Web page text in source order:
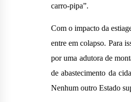
carro-pipa”.
Com o impacto da
entre em colapso. Para
por uma adutora de
de abastecimento da
Nenhum outro Estado